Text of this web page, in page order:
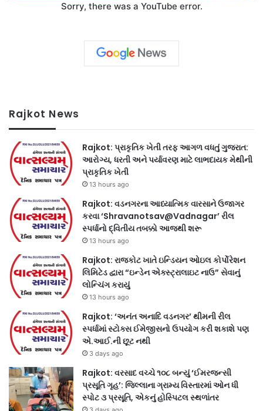
Sorry, there was a YouTube error.
Rajkot News
Rajkot: પ્રાકૃતિક ખેતી તરફ આગળ વધતું ગુજરાત:
આરોગ્ય, ધરતી અને પર્યાવરણ માટે લાભદાયક મેથીની
પ્રાકૃતિક ખેતી
13 hours ago
Rajkot: વડનગરના આધ્યાત્મિક વારસાને ઉજાગર
કરવા ‘Shravanotsav@Vadnagar’ રીલ
સ્પર્ધાનો દ્વિતીય તબક્કો આજથી શરૂ
13 hours ago
Rajkot: રાજકોટ ખાતે ઇન્ડિયન ઓઇલ કોર્પોરેશન
લિમિટેડ દ્વારા “ઇન્ડેન એક્સ્ટ્રાલાઇટ નાઉ” સેવાનું
લોન્ચિંગ કરાયું
13 hours ago
Rajkot: ‘અનંત અનાદિ વડનગર’ થીમની રીલ
સ્પર્ધામાં સ્ટોક્સ ઈમેજીસનો ઉપયોગ કરી શકાશે પણ
એ.આઈ.ની છૂટ નથી
3 days ago
Rajkot: વરસાદ વચ્ચે ૧૦૮ બન્યું ‘ઈમરજન્સી
પ્રસૂતિ ગૃહ’: જિલ્લાના ગ્રામ્ય વિસ્તારમાં ઓન ધી
સ્પોટ ૩ પ્રસૂતિ, એકનું હોસ્પિટલ સ્થળાંતર